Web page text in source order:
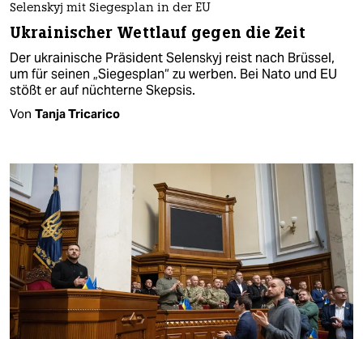
Selenskyj mit Siegesplan in der EU
Ukrainischer Wettlauf gegen die Zeit
Der ukrainische Präsident Selenskyj reist nach Brüssel,
um für seinen „Siegesplan“ zu werben. Bei Nato und EU
stößt er auf nüchterne Skepsis.
Von Tanja Tricarico